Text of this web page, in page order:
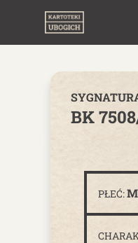
BK
PŁEĆ: